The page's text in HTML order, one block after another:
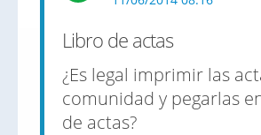
Libro de actas
¿Es legal imprimir las
comunidad y pegarlas
de actas?